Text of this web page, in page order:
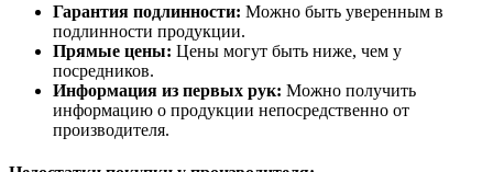
Гарантия подлинности: Можно быть уверенным в
подлинности продукции.
Прямые цены: Цены могут быть ниже, чем у
посредников.
Информация из первых рук: Можно получить
информацию о продукции непосредственно от
производителя.